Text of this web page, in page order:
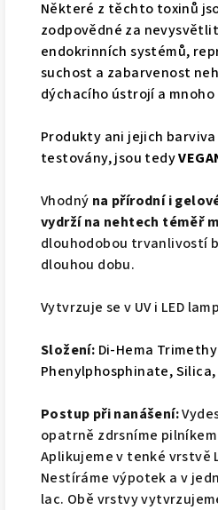
Některé z těchto toxinů
zodpovědné za
endokrinních systémů,
suchost a zabarvenost
dýchacího ústrojí a mnoho
Produkty ani jejich
testovány, jsou tedy
Vhodný na přírodní i
vydrží na nehtech téměř
dlouhodobou trvanlivostí
dlouhou dobu.
Vytvrzuje se v UV i LED
Složení: Di-Hema
Phenylphosphinate,
Postup při nanášení:
opatrně zdrsníme
Aplikujeme v tenké vrstvě
Nestíráme výpotek a v
lac. Obě vrstvy